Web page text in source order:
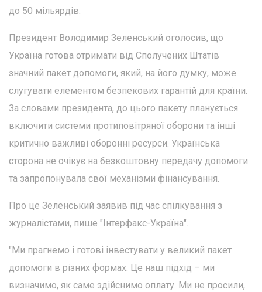
до 50 мільярдів.
Президент Володимир Зеленський оголосив, що
Україна готова отримати від Сполучених Штатів
значний пакет допомоги, який, на його думку, може
слугувати елементом безпекових гарантій для країни.
За словами президента, до цього пакету планується
включити системи протиповітряної оборони та інші
критично важливі оборонні ресурси. Українська
сторона не очікує на безкоштовну передачу допомоги
та запропонувала свої механізми фінансування.
Про це Зеленський заявив під час спілкування з
журналістами, пише "Інтерфакс-Україна".
"Ми прагнемо і готові інвестувати у великий пакет
допомоги в різних формах. Це наш підхід – ми
визначимо, як саме здійснимо оплату. Ми не просили,